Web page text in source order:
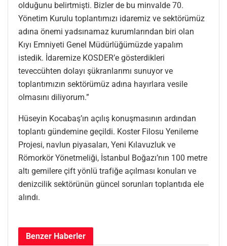
olduğunu belirtmişti. Bizler de bu minvalde 70.
Yönetim Kurulu toplantımızı idaremiz ve sektörümüz
adına önemi yadsınamaz kurumlarından biri olan
Kıyı Emniyeti Genel Müdürlüğümüzde yapalım
istedik. İdaremize KOSDER’e gösterdikleri
teveccühten dolayı şükranlarımı sunuyor ve
toplantımızın sektörümüz adına hayırlara vesile
olmasını diliyorum.”
Hüseyin Kocabaş’ın açılış konuşmasının ardından
toplantı gündemine geçildi. Koster Filosu Yenileme
Projesi, navlun piyasaları, Yeni Kılavuzluk ve
Römorkör Yönetmeliği, İstanbul Boğazı’nın 100 metre
altı gemilere çift yönlü trafiğe açılması konuları ve
denizcilik sektörünün güncel sorunları toplantıda ele
alındı.
Benzer Haberler